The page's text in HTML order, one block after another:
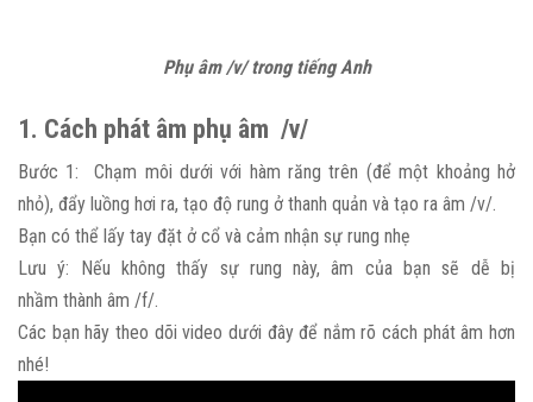
Phụ âm /v/ trong tiếng Anh
1. Cách phát âm phụ âm /v/
Bước 1: Chạm môi dưới với hàm răng trên (để một khoảng hở
nhỏ), đẩy luồng hơi ra, tạo độ rung ở thanh quản và tạo ra âm /v/.
Bạn có thể lấy tay đặt ở cổ và cảm nhận sự rung nhẹ
Lưu ý: Nếu không thấy sự rung này, âm của bạn sẽ dễ bị
nhầm thành âm /f/.
Các bạn hãy theo dõi video dưới đây để nắm rõ cách phát âm hơn
nhé!